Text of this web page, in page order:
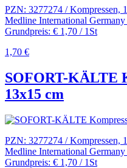
PZN: 3277274 / Kompressen,
Medline International
Grundpreis: € 1,70 / 1St
1,70 €
SOFORT-KÄLTE
13x15 cm
PZN: 3277274 / Kompressen,
Medline International
Grundpreis: € 1,70 / 1St